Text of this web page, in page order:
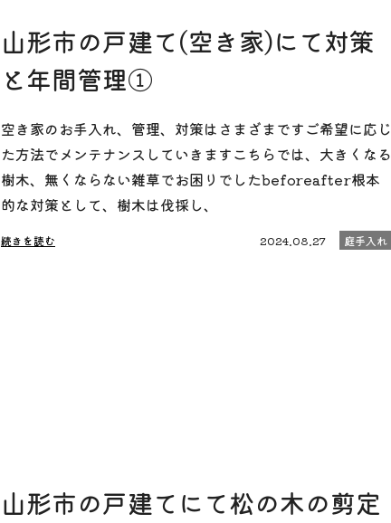
山形市の戸建て(空き家)にて対策
と年間管理①
空き家のお手入れ、管理、対策はさまざまですご希望に応じ
た方法でメンテナンスしていきますこちらでは、大きくなる
樹木、無くならない雑草でお困りでしたbeforeafter根本
的な対策として、樹木は伐採し、
続きを読む 2024.08.27 庭手入れ
山形市の戸建てにて松の木の剪定